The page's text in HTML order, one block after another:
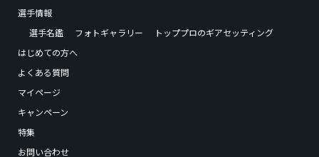
選手情報
選手名鑑
フォトギャラリー
トッププロのギアセッティング
はじめての方へ
よくある質問
マイページ
キャンペーン
特集
お問い合わせ